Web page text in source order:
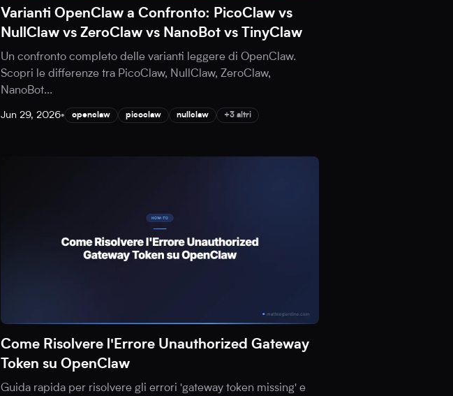
Varianti OpenClaw a Confronto: PicoClaw vs
NullClaw vs ZeroClaw vs NanoBot vs TinyClaw
Un confronto completo delle varianti leggere di OpenClaw.
Scopri le differenze tra PicoClaw, NullClaw, ZeroClaw,
NanoBot...
Jun 29, 2026• openclaw picoclaw nullclaw +3 altri
Come Risolvere l'Errore Unauthorized Gateway
Token su OpenClaw
Guida rapida per risolvere gli errori 'gateway token missing' e